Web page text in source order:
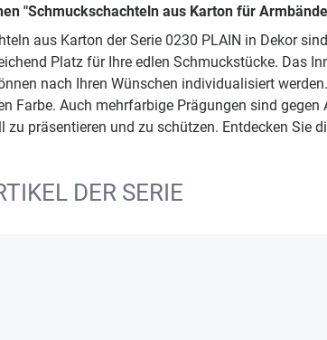
"Schmuckschachteln aus Karton für
aus Karton der Serie 0230 PLAIN in Dekor
Platz für Ihre edlen Schmuckstücke. Das
nach Ihren Wünschen individualisiert
Farbe. Auch mehrfarbige Prägungen sind
zu präsentieren und zu schützen. Entdecken
DER SERIE